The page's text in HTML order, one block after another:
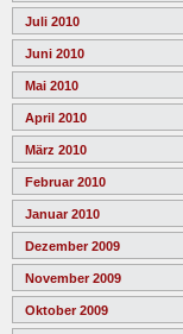
Juli 2010
Juni 2010
Mai 2010
April 2010
März 2010
Februar 2010
Januar 2010
Dezember 2009
November 2009
Oktober 2009